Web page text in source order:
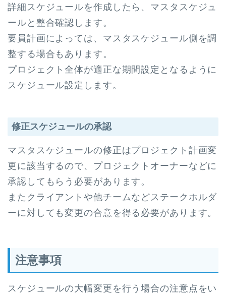
詳細スケジュールを作成したら、マスタスケジュ
ールと整合確認します。
要員計画によっては、マスタスケジュール側を調
整する場合もあります。
プロジェクト全体が適正な期間設定となるように
スケジュール設定します。
修正スケジュールの承認
マスタスケジュールの修正はプロジェクト計画変
更に該当するので、プロジェクトオーナーなどに
承認してもらう必要があります。
またクライアントや他チームなどステークホルダ
ーに対しても変更の合意を得る必要があります。
注意事項
スケジュールの大幅変更を行う場合の注意点をい